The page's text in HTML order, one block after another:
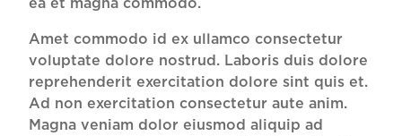
Amet commodo id ex ullamco consectetur
voluptate dolore nostrud. Laboris duis dolore
reprehenderit exercitation dolore sint quis et.
Ad non exercitation consectetur aute anim.
Magna veniam dolor eiusmod aliquip ad